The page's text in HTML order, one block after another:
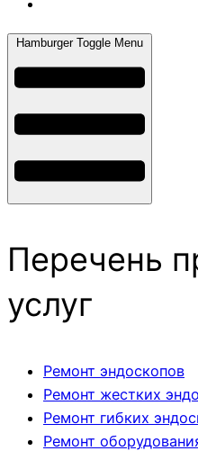
Hamburger Toggle Menu
Перечень
услуг
Ремонт эндоскопов
Ремонт жестких
Ремонт гибких
Ремонт